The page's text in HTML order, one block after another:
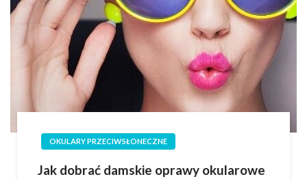
OKULARY PRZECIWSŁONECZNE
Jak dobrać damskie oprawy okularowe